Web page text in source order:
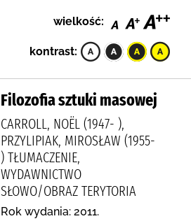
wielkość:
kontrast:
Filozofia sztuki masowej
CARROLL, NOËL (1947- ),
PRZYLIPIAK, MIROSŁAW (1955-
) TŁUMACZENIE,
WYDAWNICTWO
SŁOWO/OBRAZ TERYTORIA
Rok wydania: 2011.